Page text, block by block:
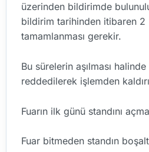
üzerinden bildirimde
bildirim tarihinden itibaren
tamamlanması gerekir.
Bu sürelerin aşılması
reddedilerek işlemden
Fuarın ilk günü standını
Fuar bitmeden standın